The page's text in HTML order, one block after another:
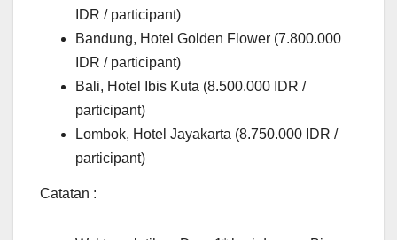
IDR / participant)
Bandung, Hotel Golden Flower (7.800.000
IDR / participant)
Bali, Hotel Ibis Kuta (8.500.000 IDR /
participant)
Lombok, Hotel Jayakarta (8.750.000 IDR /
participant)
Catatan :